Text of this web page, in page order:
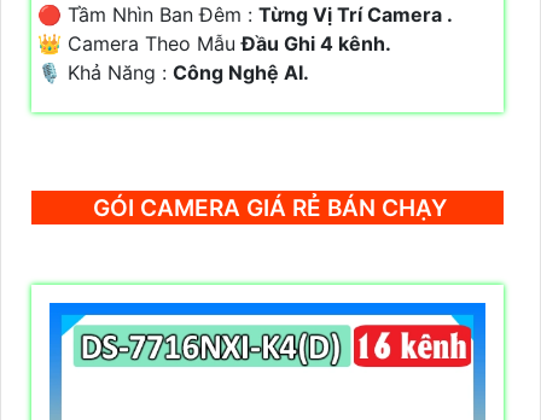
🔴 Tầm Nhìn Ban Đêm : Từng Vị Trí Camera .
👑 Camera Theo MẫuĐầu Ghi 4 kênh.
️🎙 Khả Năng : Công Nghệ AI.
GÓI CAMERA GIÁ RẺ BÁN CHẠY